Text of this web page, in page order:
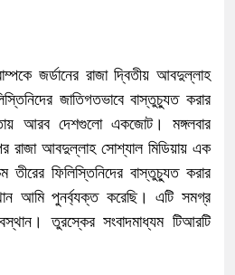
জর্ডানের রাজা দ্বিতীয় আবদুল্লাহ
জাতিগতভাবে বাস্তুচ্যুত করার
আরব দেশগুলো একজোট। মঙ্গলবার
রাজা আবদুল্লাহ সোশ্যাল মিডিয়ায় এক
তীরের ফিলিস্তিনিদের বাস্তুচ্যুত করার
আমি পুনর্ব্যক্ত করেছি। এটি সমগ্র
তুরস্কের সংবাদমাধ্যম টিআরটি